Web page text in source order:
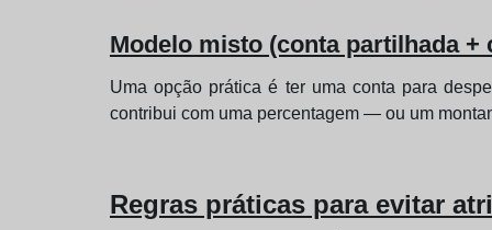
Modelo misto (conta partilhada +
Uma opção prática é ter uma conta para
contribui com uma percentagem — ou um
Regras práticas para evitar